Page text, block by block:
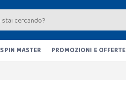
SPIN MASTER PROMOZIONI E OFFERTE